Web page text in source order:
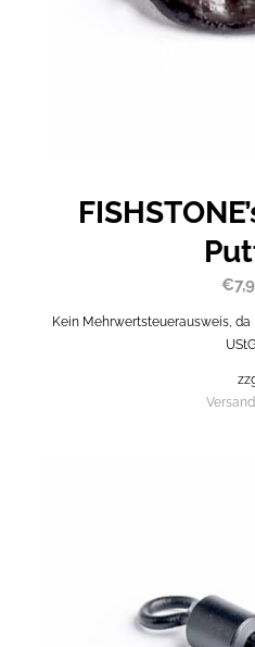
€
Kein Mehrwertsteuerausweis, da
UStG.